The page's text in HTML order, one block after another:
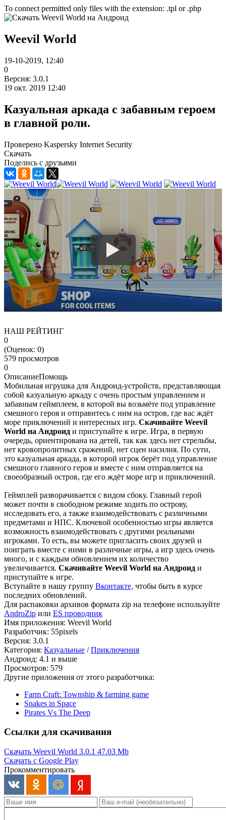
To connect permitted only files with the extension: .tpl or .php
Weevil World
19-10-2019, 12:40
0
Версия: 3.0.1
19 окт. 2019 12:40
Казуальная аркада с забавным героем
в главной роли.
Проверено Kaspersky Internet Security
Скачать
Поделись с друзьями
НАШ РЕЙТИНГ
0
(Оценок: 0)
579 просмотров
0
ОписаниеПомощь
Мобильная игрушка для Андроид-устройств, представляющая
собой казуальную аркаду с очень простым управлением и
забавным геймплеем, в которой вы возьмёте под управление
смешного героя и отправитесь с ним на остров, где вас ждёт
море приключений и интересных игр. Скачивайте Weevil
World на Андроид и приступайте к игре. Игра, в первую
очередь, ориентирована на детей, так как здесь нет стрельбы,
нет кровопролитных сражений, нет сцен насилия. По сути,
это казуальная аркада, в которой игрок берёт под управление
смешного главного героя и вместе с ним отправляется на
своеобразный остров, где его ждёт море игр и приключений.
Геймплей разворачивается с видом сбоку. Главный герой
может почти в свободном режиме ходить по острову,
исследовать его, а также взаимодействовать с различными
предметами и НПС. Ключевой особенностью игры является
возможность взаимодействовать с другими реальными
игроками. То есть, вы можете пригласить своих друзей и
поиграть вместе с ними в различные игры, а игр здесь очень
много, и с каждым обновлением их количество
увеличивается. Скачивайте Weevil World на Андроид и
приступайте к игре.
Вступайте в нашу группу Вконтакте, чтобы быть в курсе
последних обновлений.
Для распаковки архивов формата zip на телефоне используйте
AndroZip или ES проводник
Имя приложения: Weevil World
Разработчик: 55pixels
Версия: 3.0.1
Категория: Казуальные /Приключения
Андроид: 4.1 и выше
Просмотров: 579
Другие приложения от этого разработчика:
Farm Craft: Township & farming game
Snakes in Space
Pirates Vs The Deep
Ссылки для скачивания
Скачать Weevil World 3.0.1 47.03 Mb
Скачать с Google Play
Прокомментировать